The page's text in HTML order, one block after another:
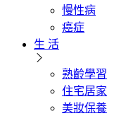
慢性病
癌症
生 活
熟齡學習
住宅居家
美妝保養